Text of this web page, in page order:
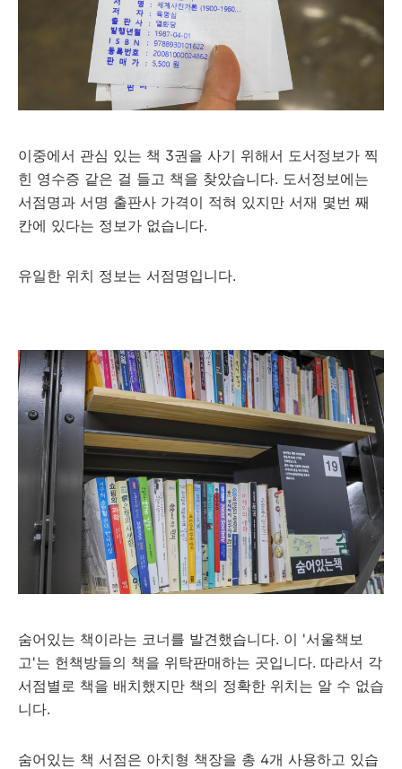
이중에서 관심 있는 책 3권을 사기 위해서 도서정보가 찍
힌 영수증 같은 걸 들고 책을 찾았습니다. 도서정보에는
서점명과 서명 출판사 가격이 적혀 있지만 서재 몇번 째
칸에 있다는 정보가 없습니다.
유일한 위치 정보는 서점명입니다.
숨어있는 책이라는 코너를 발견했습니다. 이 '서울책보
고'는 헌책방들의 책을 위탁판매하는 곳입니다. 따라서 각
서점별로 책을 배치했지만 책의 정확한 위치는 알 수 없습
니다.
숨어있는 책 서점은 아치형 책장을 총 4개 사용하고 있습